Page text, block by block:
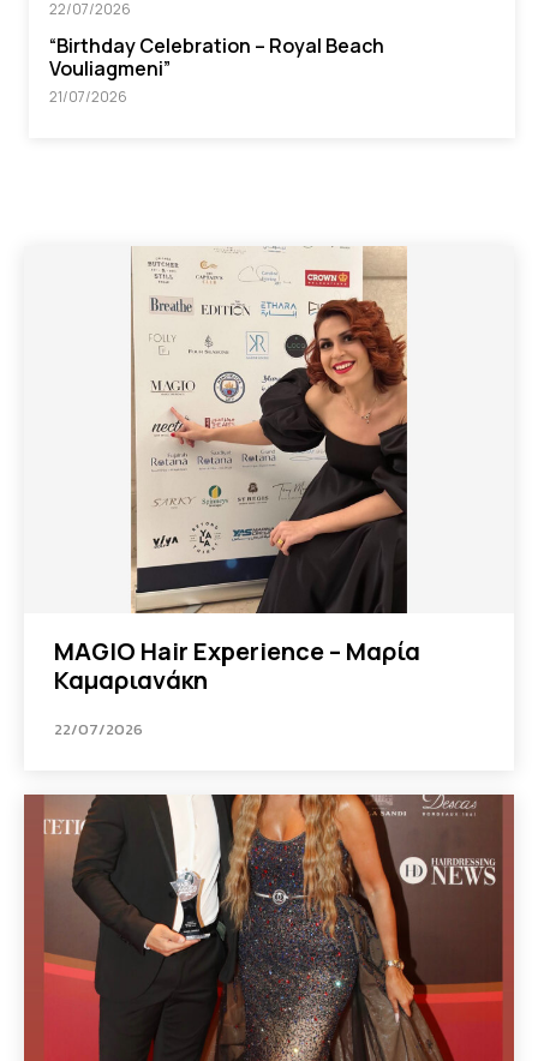
22/07/2026
“Βirthday Celebration – Royal Beach
Vouliagmeni”
21/07/2026
MAGIO Hair Experience – Μαρία
Καμαριανάκη
22/07/2026